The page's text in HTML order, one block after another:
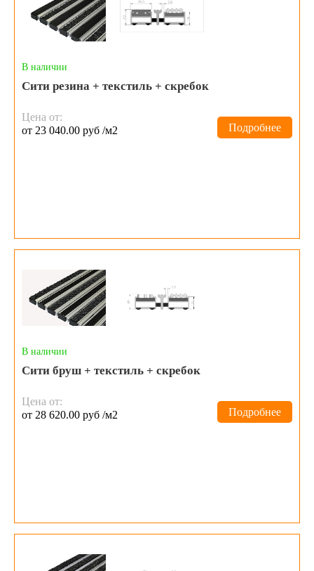
В наличии
Сити резина + текстиль + скребок
Цена от:
от 23 040.00 руб /м2
Подробнее
В наличии
Сити бруш + текстиль + скребок
Цена от:
от 28 620.00 руб /м2
Подробнее